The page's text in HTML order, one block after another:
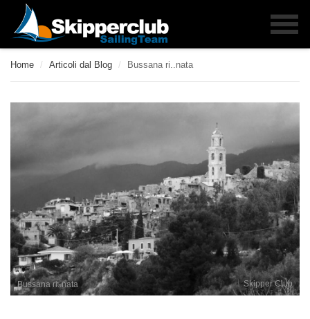
Home / Articoli dal Blog / Bussana ri..nata
Bussana ri..nata Skipper Club